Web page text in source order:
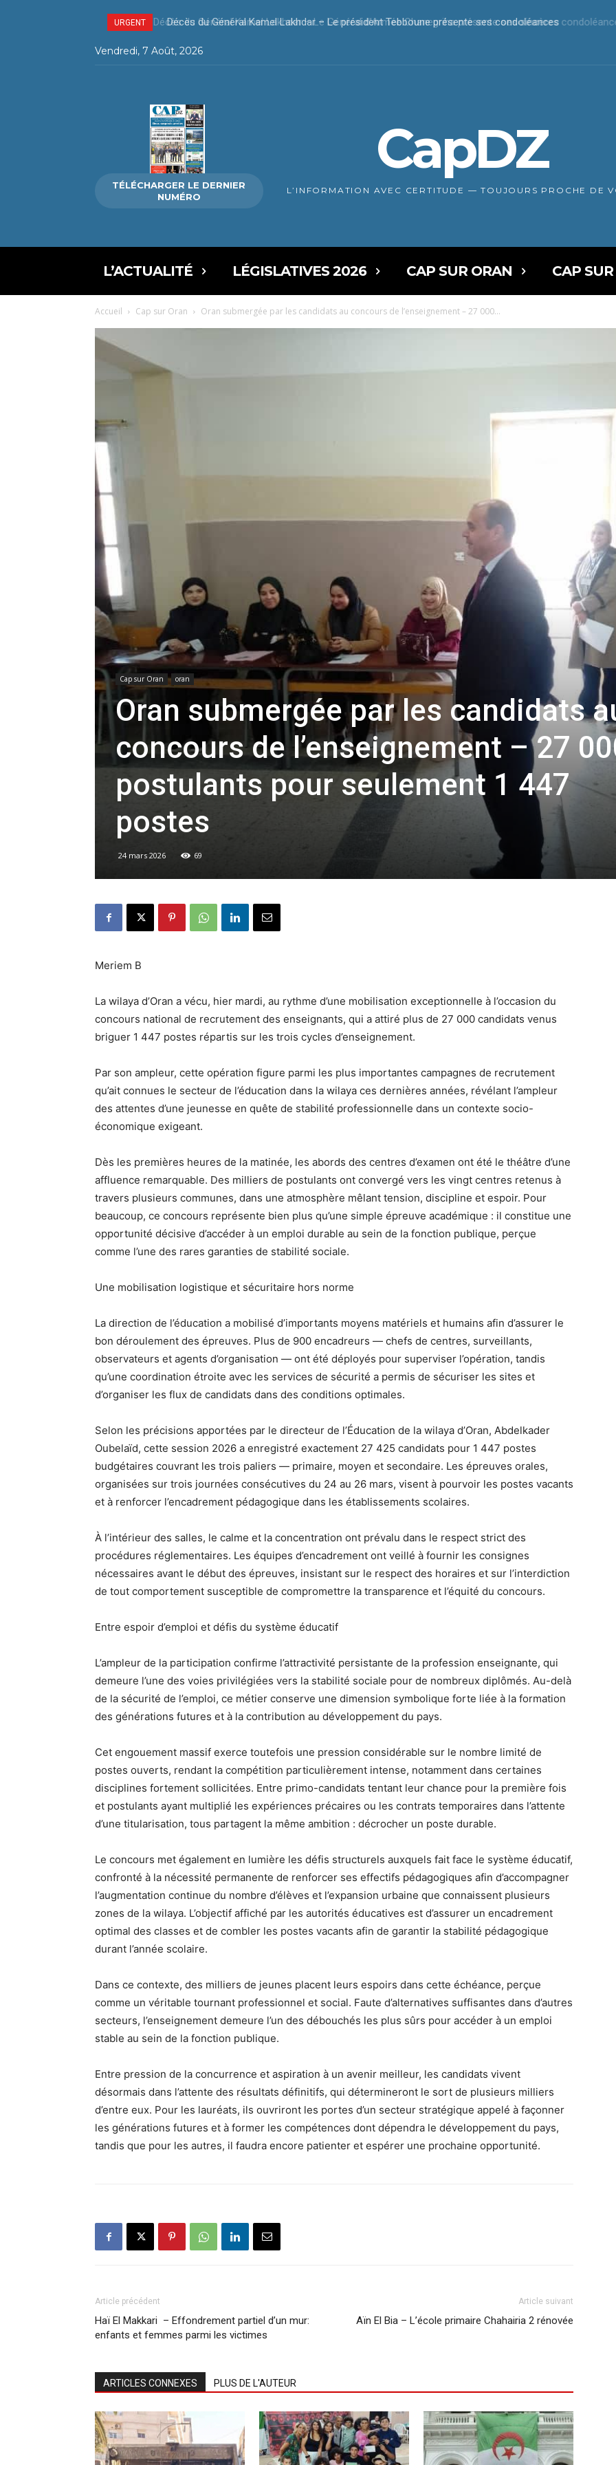
URGENT Décès du Général Kamel Lakhdar – Le président Tebboune présente ses condoléances
Vendredi, 7 Août, 2026
TÉLÉCHARGER LE DERNIER
NUMÉRO
CapDZ
L’INFORMATION AVEC CERTITUDE — TOUJOURS PROCHE DE
L’ACTUALITÉ LÉGISLATIVES 2026 CAP SUR ORAN CAP
Accueil Cap sur Oran Oran submergée par les candidats au concours de l’enseignement – 27 000...
Cap sur Oran oran
Oran submergée par les candidats
concours de l’enseignement – 27
postulants pour seulement 1 447
postes
24 mars 2026 69
Meriem B
La wilaya d’Oran a vécu, hier mardi, au rythme d’une mobilisation exceptionnelle à l’occasion du
concours national de recrutement des enseignants, qui a attiré plus de 27 000 candidats venus
briguer 1 447 postes répartis sur les trois cycles d’enseignement.
Par son ampleur, cette opération figure parmi les plus importantes campagnes de recrutement
qu’ait connues le secteur de l’éducation dans la wilaya ces dernières années, révélant l’ampleur
des attentes d’une jeunesse en quête de stabilité professionnelle dans un contexte socio-
économique exigeant.
Dès les premières heures de la matinée, les abords des centres d’examen ont été le théâtre d’une
affluence remarquable. Des milliers de postulants ont convergé vers les vingt centres retenus à
travers plusieurs communes, dans une atmosphère mêlant tension, discipline et espoir. Pour
beaucoup, ce concours représente bien plus qu’une simple épreuve académique : il constitue une
opportunité décisive d’accéder à un emploi durable au sein de la fonction publique, perçue
comme l’une des rares garanties de stabilité sociale.
Une mobilisation logistique et sécuritaire hors norme
La direction de l’éducation a mobilisé d’importants moyens matériels et humains afin d’assurer le
bon déroulement des épreuves. Plus de 900 encadreurs — chefs de centres, surveillants,
observateurs et agents d’organisation — ont été déployés pour superviser l’opération, tandis
qu’une coordination étroite avec les services de sécurité a permis de sécuriser les sites et
d’organiser les flux de candidats dans des conditions optimales.
Selon les précisions apportées par le directeur de l’Éducation de la wilaya d’Oran, Abdelkader
Oubelaïd, cette session 2026 a enregistré exactement 27 425 candidats pour 1 447 postes
budgétaires couvrant les trois paliers — primaire, moyen et secondaire. Les épreuves orales,
organisées sur trois journées consécutives du 24 au 26 mars, visent à pourvoir les postes vacants
et à renforcer l’encadrement pédagogique dans les établissements scolaires.
À l’intérieur des salles, le calme et la concentration ont prévalu dans le respect strict des
procédures réglementaires. Les équipes d’encadrement ont veillé à fournir les consignes
nécessaires avant le début des épreuves, insistant sur le respect des horaires et sur l’interdiction
de tout comportement susceptible de compromettre la transparence et l’équité du concours.
Entre espoir d’emploi et défis du système éducatif
L’ampleur de la participation confirme l’attractivité persistante de la profession enseignante, qui
demeure l’une des voies privilégiées vers la stabilité sociale pour de nombreux diplômés. Au-delà
de la sécurité de l’emploi, ce métier conserve une dimension symbolique forte liée à la formation
des générations futures et à la contribution au développement du pays.
Cet engouement massif exerce toutefois une pression considérable sur le nombre limité de
postes ouverts, rendant la compétition particulièrement intense, notamment dans certaines
disciplines fortement sollicitées. Entre primo-candidats tentant leur chance pour la première fois
et postulants ayant multiplié les expériences précaires ou les contrats temporaires dans l’attente
d’une titularisation, tous partagent la même ambition : décrocher un poste durable.
Le concours met également en lumière les défis structurels auxquels fait face le système éducatif,
confronté à la nécessité permanente de renforcer ses effectifs pédagogiques afin d’accompagner
l’augmentation continue du nombre d’élèves et l’expansion urbaine que connaissent plusieurs
zones de la wilaya. L’objectif affiché par les autorités éducatives est d’assurer un encadrement
optimal des classes et de combler les postes vacants afin de garantir la stabilité pédagogique
durant l’année scolaire.
Dans ce contexte, des milliers de jeunes placent leurs espoirs dans cette échéance, perçue
comme un véritable tournant professionnel et social. Faute d’alternatives suffisantes dans d’autres
secteurs, l’enseignement demeure l’un des débouchés les plus sûrs pour accéder à un emploi
stable au sein de la fonction publique.
Entre pression de la concurrence et aspiration à un avenir meilleur, les candidats vivent
désormais dans l’attente des résultats définitifs, qui détermineront le sort de plusieurs milliers
d’entre eux. Pour les lauréats, ils ouvriront les portes d’un secteur stratégique appelé à façonner
les générations futures et à former les compétences dont dépendra le développement du pays,
tandis que pour les autres, il faudra encore patienter et espérer une prochaine opportunité.
Article précédent
Haï El Makkari – Effondrement partiel d’un mur:
enfants et femmes parmi les victimes
Article suivant
Aïn El Bia – L’école primaire Chahairia 2 rénovée
ARTICLES CONNEXES PLUS DE L'AUTEUR